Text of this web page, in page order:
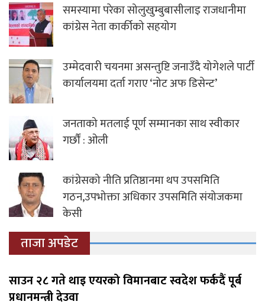
समस्यामा परेका सोलुखुम्बुबासीलाइ राजधानीमा
कांग्रेस नेता कार्कीको सहयोग
उम्मेदवारी चयनमा असन्तुष्टि जनाउँदै योगेशले पार्टी
कार्यालयमा दर्ता गराए ‘नोट अफ डिसेन्ट’
जनताको मतलाई पूर्ण सम्मानका साथ स्वीकार
गर्छौं : ओली
कांग्रेसको नीति प्रतिष्ठानमा थप उपसमिति
गठन,उपभोक्ता अधिकार उपसमिति संयोजकमा
केसी
ताजा अपडेट
साउन २८ गते थाइ एयरको विमानबाट स्वदेश फर्कदैं पूर्ब
प्रधानमन्त्री देउवा